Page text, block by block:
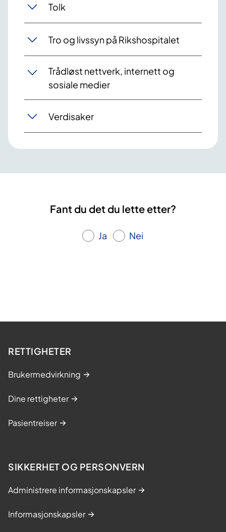
Tolk
Tro og livssyn på Rikshospitalet
Trådløst nettverk, internett og
sosiale medier
Verdisaker
Fant du det du lette etter?
Ja Nei
RETTIGHETER
Brukermedvirkning
Dine rettigheter
Pasientreiser
SIKKERHET OG PERSONVERN
Administrere informasjonskapsler
Informasjonskapsler